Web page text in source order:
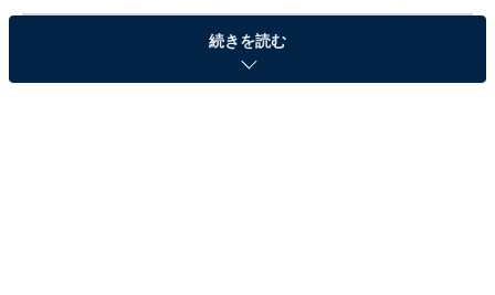
続きを読む